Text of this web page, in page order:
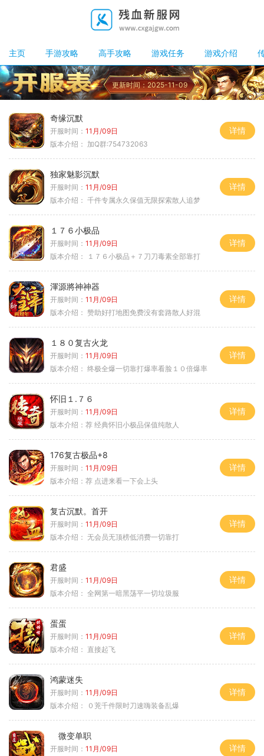
主页 手游攻略 高手攻略 游戏任务 游戏介绍
更新时间：2025-11-09
奇缘沉默
开服时间： 11月/09日
版本介绍： 加Q群:754732063
详情
独家魅影沉默
开服时间： 11月/09日
版本介绍： 千件专属永久保值无限探索散人追梦
详情
１７６小极品
开服时间： 11月/09日
版本介绍：
１７６小极品＋７刀刀毒素全部靠打
详情
渾源將神神器
开服时间： 11月/09日
版本介绍： 赞助好打地图免费没有套路散人好混
详情
１８０复古火龙
开服时间： 11月/09日
版本介绍： 终极全爆一切靠打爆率看脸１０倍爆率
详情
怀旧１.７６
开服时间： 11月/09日
版本介绍： 荐 经典怀旧小极品保值纯散人
详情
176复古极品+8
开服时间： 11月/09日
版本介绍： 荐 点进来看一下会上头
详情
复古沉默。首开
开服时间： 11月/09日
版本介绍： 无会员无顶榜低消费一切靠打
详情
君盛
开服时间： 11月/09日
版本介绍： 全网第一暗黑荡平一切垃圾服
详情
蛋蛋
开服时间： 11月/09日
版本介绍： 直接起飞
详情
鸿蒙迷失
开服时间： 11月/09日
版本介绍：
０茺千件限时刀速嗨装备乱爆
详情
微变单职
开服时间： 11月/09日
详情